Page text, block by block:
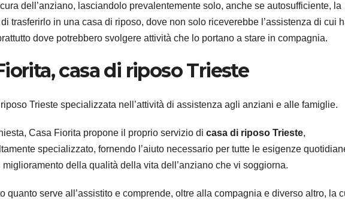
dell’anziano, lasciandolo prevalentemente solo, anche se autosufficiente, la
trasferirlo in una casa di riposo, dove non solo riceverebbe l’assistenza di cui
dove potrebbero svolgere attività che lo portano a stare in compagnia.
casa di riposo Trieste
Trieste specializzata nell’attività di assistenza agli anziani e alle famiglie.
Casa Fiorita propone il proprio servizio di casa di riposo Trieste,
specializzato, fornendo l’aiuto necessario per tutte le esigenze
miglioramento della qualità della vita dell’anziano che vi soggiorna.
quanto serve all’assistito e comprende, oltre alla compagnia e diverso altro, la